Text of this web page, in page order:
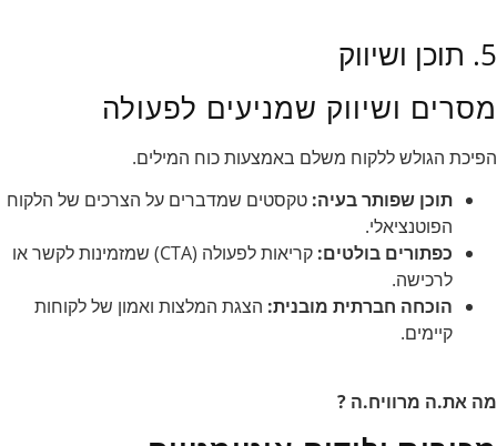
5. תוכן ושיווק
מסרים ושיווק שמניעים לפעולה
הפיכת הגולש ללקוח משלם באמצעות כוח המילים.
תוכן שפותר בעיה: טקסטים שמדברים על הצרכים של הלקוח
הפוטנציאלי.
כפתורים בולטים:
קריאות לפעולה (CTA) שמזמינות לקשר או
לרכישה.
הוכחה חברתית מובנית: הצגת המלצות ואמון של לקוחות
קיימים.
מה את.ה מרוויח.ה ?